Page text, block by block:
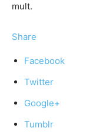
mult.
Share
Facebook
Twitter
Google+
Tumblr